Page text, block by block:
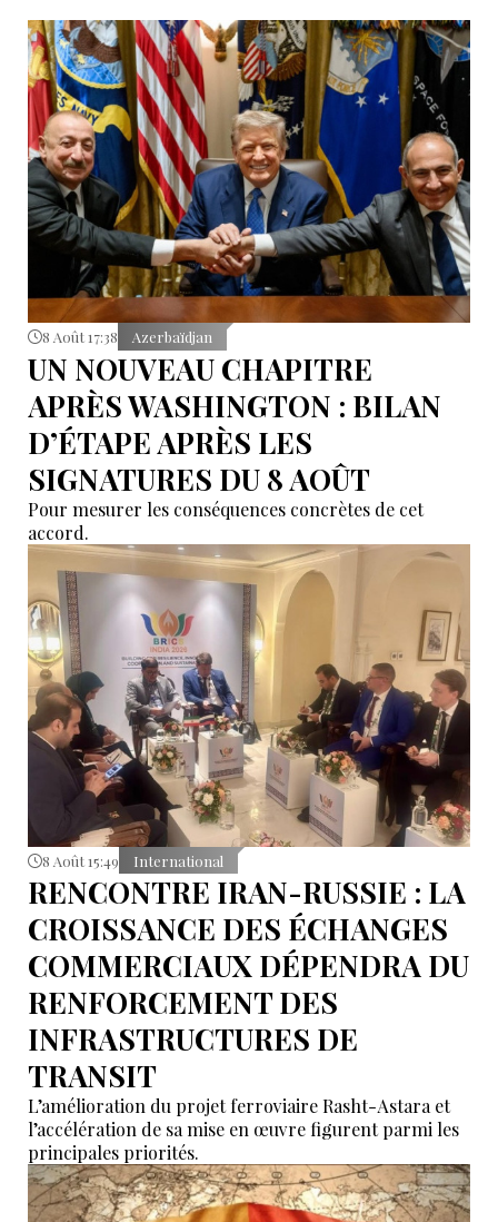
8 Août 17:38 Azerbaïdjan
UN NOUVEAU CHAPITRE
APRÈS WASHINGTON : BILAN
D’ÉTAPE APRÈS LES
SIGNATURES DU 8 AOÛT
Pour mesurer les conséquences concrètes de cet
accord.
8 Août 15:49 International
RENCONTRE IRAN-RUSSIE : LA
CROISSANCE DES ÉCHANGES
COMMERCIAUX DÉPENDRA DU
RENFORCEMENT DES
INFRASTRUCTURES DE
TRANSIT
L’amélioration du projet ferroviaire Rasht-Astara et
l’accélération de sa mise en œuvre figurent parmi les
principales priorités.